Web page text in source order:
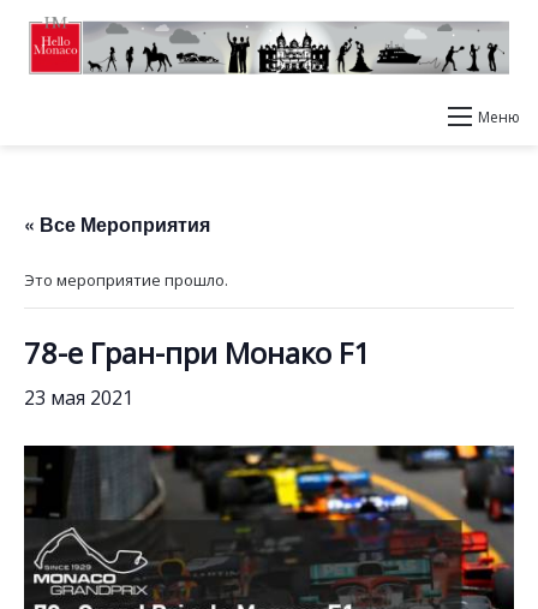
Меню
« Все Мероприятия
Это мероприятие прошло.
78-е Гран-при Монако F1
23 мая 2021